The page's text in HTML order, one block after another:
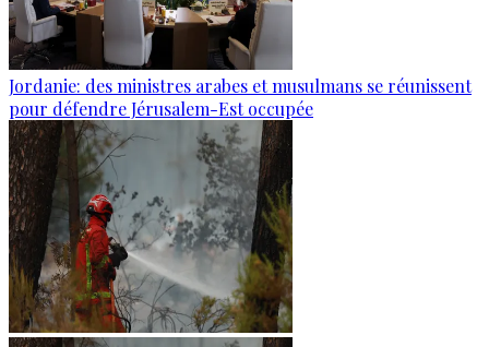
Jordanie: des ministres arabes et musulmans se réunissent
pour défendre Jérusalem-Est occupée